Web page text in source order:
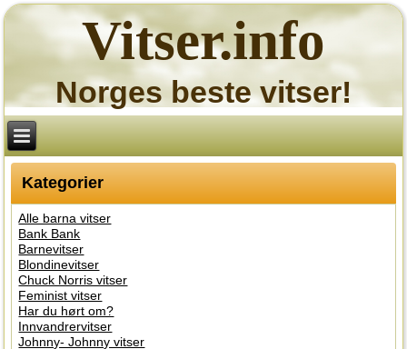
Vitser.info
Norges beste vitser!
Kategorier
Alle barna vitser
Bank Bank
Barnevitser
Blondinevitser
Chuck Norris vitser
Feminist vitser
Har du hørt om?
Innvandrervitser
Johnny- Johnny vitser